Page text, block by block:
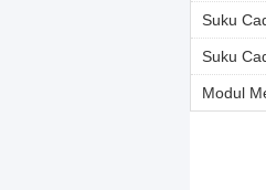
Suku
Suku
Modul